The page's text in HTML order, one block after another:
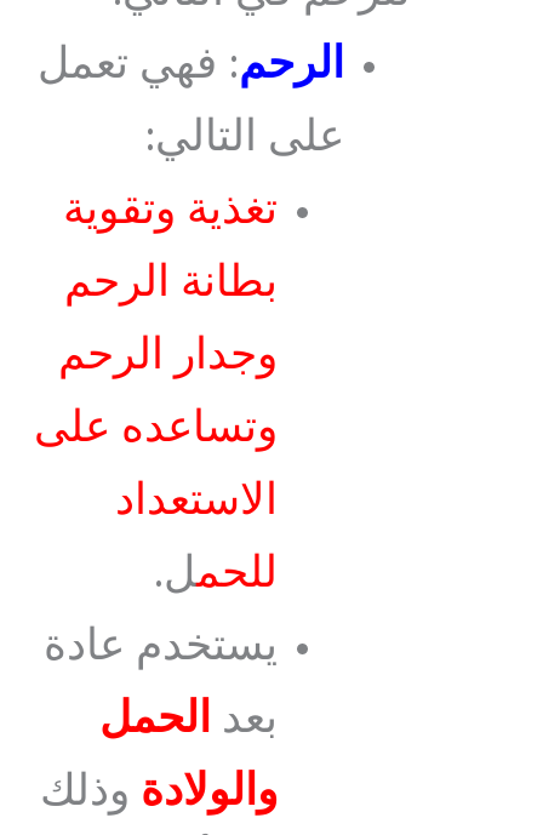
الرحم: فهي تعمل
على التالي:
تغذية وتقوية
بطانة الرحم
وجدار الرحم
وتساعده على
الاستعداد
للحمل.
يستخدم عادة
بعد الحمل
والولادة وذلك